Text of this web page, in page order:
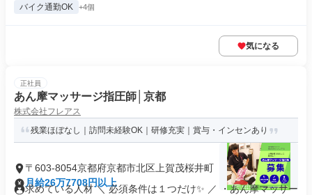
バイク通勤OK +4個
気になる
正社員
あん摩マッサージ指圧師│京都
株式会社フレアス
残業ほぼなし｜訪問未経験OK｜研修充実｜賞与・インセンあり
〒603-8054京都府京都市北区上賀茂桜井町
月給26万7708円以上
求めている人材 ＼ 必須条件は１つだけ✨ ／ ・あん摩マッサー